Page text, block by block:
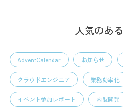
人気のあ
AdventCalendar お知らせ
クラウドエンジニア 業務効率化
イベント参加レポート 内製開発